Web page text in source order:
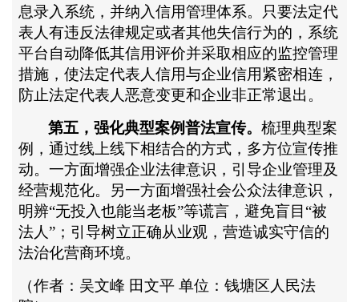
息录入系统，并纳入信用管理体系。只要法定代
表人有违反法律规定或者其他失信行为的，系统
平台自动降低其信用评价并采取相应的监控管理
措施，使法定代表人信用与企业信用紧密相连，
防止法定代表人恶意变更和企业非正常退出。
第五，强化典型案例普法宣传。梳理典型案
例，通过线上线下相结合的方式，多方位宣传推
动。一方面增强企业法律意识，引导企业管理及
经营规范化。另一方面增强社会公众法律意识，
明辨“无投入也能当老板”等谎言，避免盲目“被
法人”；引导树立正确从业观，营造诚实守信的
法治化营商环境。
（作者：吴文峰 田文平 单位：钱塘区人民法